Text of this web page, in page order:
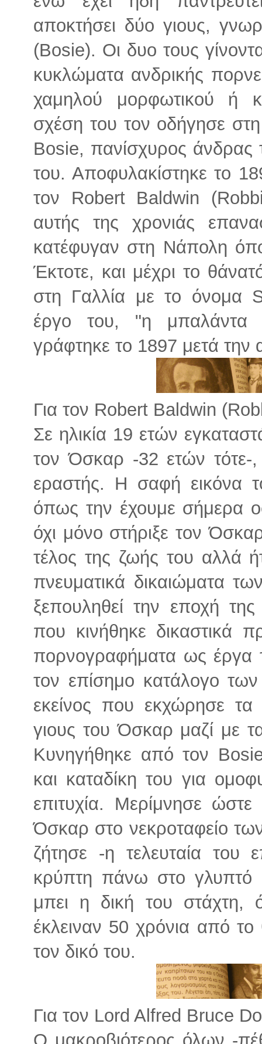
αποκτήσει δύο γιους,
(Bosie). Οι δυο τους
κυκλώματα ανδρικής
χαμηλού μορφωτικού ή
σχέση του τον οδήγησε
Bosie, πανίσχυρος άνδρας
του. Αποφυλακίστηκε το
τον Robert Baldwin
αυτής της χρονιάς
κατέφυγαν στη Νάπολη
Έκτοτε, και μέχρι το
στη Γαλλία με το όνομα
έργο του, "η μπαλάντα
γράφτηκε το 1897 μετά την
Για τον Robert Baldwin
Σε ηλικία 19 ετών
τον Όσκαρ -32 ετών τότε-
εραστής. Η σαφή εικόνα
όπως την έχουμε σήμερα
όχι μόνο στήριξε τον
τέλος της ζωής του αλλά
πνευματικά δικαιώματα
ξεπουληθεί την εποχή
που κινήθηκε δικαστικά
πορνογραφήματα ως έργα
τον επίσημο κατάλογο
εκείνος που εκχώρησε τα
γιους του Όσκαρ μαζί με
Κυνηγήθηκε από τον
και καταδίκη του για
επιτυχία. Μερίμνησε
Όσκαρ στο νεκροταφείο
ζήτησε -η τελευταία του
κρύπτη πάνω στο γλυπτό
μπει η δική του στάχτη,
έκλειναν 50 χρόνια από
τον δικό του.
Για τον Lord Alfred Bruce
Ο μακροβιότερος όλων -